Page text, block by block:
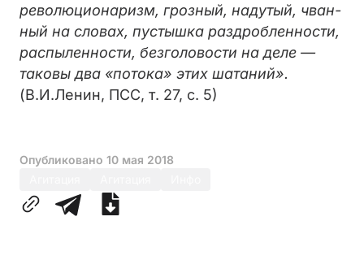
революционаризм, грозный, надутый, чван­
ный на словах, пустышка раздробленности,
распыленности, безголовости на деле —
таковы два «потока» этих шатаний».
(В.И.Ленин, ПСС, т. 27, с. 5)
Опубликовано 10 мая 2018